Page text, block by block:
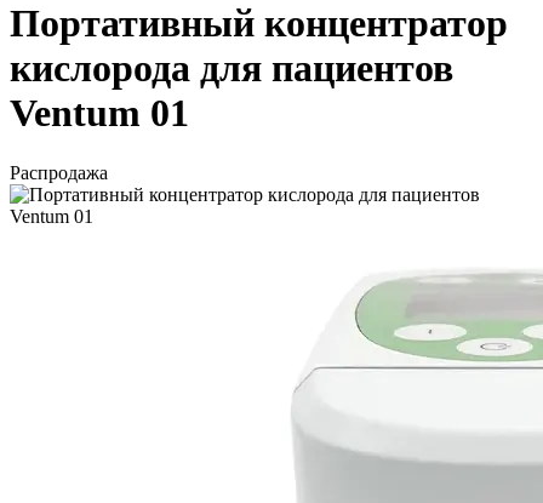
Портативный концентратор
кислорода для пациентов
Ventum 01
Распродажа